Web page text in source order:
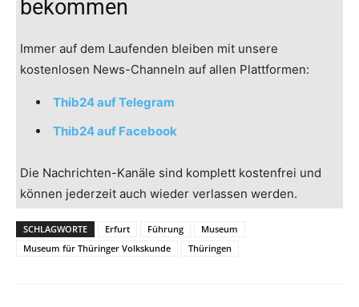
bekommen
Immer auf dem Laufenden bleiben mit unsere
kostenlosen News-Channeln auf allen Plattformen:
Thib24 auf Telegram
Thib24 auf Facebook
Die Nachrichten-Kanäle sind komplett kostenfrei und
können jederzeit auch wieder verlassen werden.
SCHLAGWORTE Erfurt Führung
Museum
Museum für Thüringer Volkskunde
Thüringen